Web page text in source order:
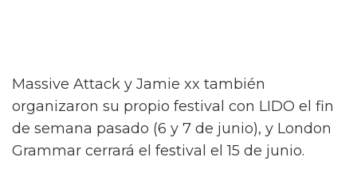
Massive Attack y Jamie xx también
organizaron su propio festival con LIDO el fin
de semana pasado (6 y 7 de junio), y London
Grammar cerrará el festival el 15 de junio.